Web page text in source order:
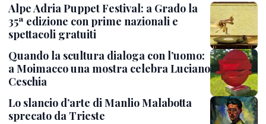
Alpe Adria Puppet Festival: a Grado la
35ª edizione con prime nazionali e
spettacoli gratuiti
Quando la scultura dialoga con l’uomo:
a Moimacco una mostra celebra Luciano
Ceschia
Lo slancio d’arte di Manlio Malabotta
sprecato da Trieste